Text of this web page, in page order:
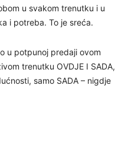
u svakom trenutku i u
i potreba. To je sreća.
u potpunoj predaji ovom
trenutku OVDJE I SADA,
samo SADA – nigdje